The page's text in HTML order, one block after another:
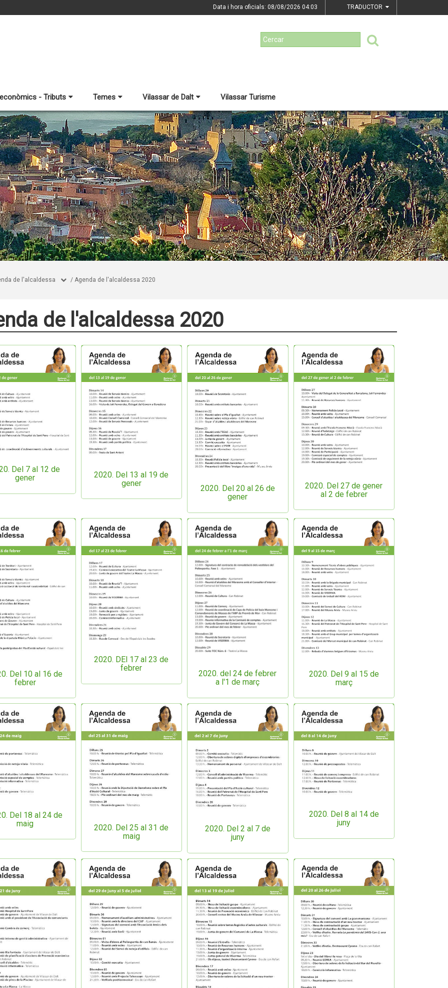
Data i hora oficials: 08/08/2026 04:03 TRADUCTOR
- Tributs Temes Vilassar de Dalt Vilassar Turisme
de l'alcaldessa / Agenda de l'alcaldessa 2020
de l'alcaldessa 2020
Del 7 al 12 de
gener
2020. Del 13 al 19 de
gener
2020. Del 20 al 26 de
gener
2020. Del 27 de gener
al 2 de febrer
Del 10 al 16 de
febrer
2020. DEl 17 al 23 de
febrer
2020. del 24 de febrer
a l'1 de març
2020. Del 9 al 15 de
març
Del 18 al 24 de
maig
2020. Del 25 al 31 de
maig
2020. Del 2 al 7 de
juny
2020. Del 8 al 14 de
juny